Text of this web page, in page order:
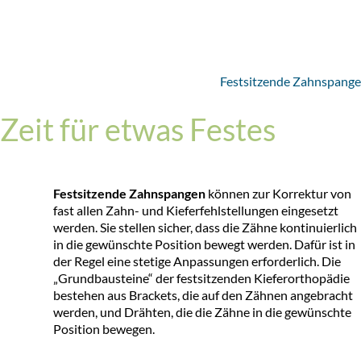
Festsitzende Zahnspange
Zeit für etwas Festes
Festsitzende Zahnspangen können zur Korrektur von
fast allen Zahn- und Kieferfehlstellungen eingesetzt
werden. Sie stellen sicher, dass die Zähne kontinuierlich
in die gewünschte Position bewegt werden. Dafür ist in
der Regel eine stetige Anpassungen erforderlich. Die
„Grundbausteine“ der festsitzenden Kieferorthopädie
bestehen aus Brackets, die auf den Zähnen angebracht
werden, und Drähten, die die Zähne in die gewünschte
Position bewegen.